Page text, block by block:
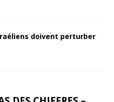
doivent perturber